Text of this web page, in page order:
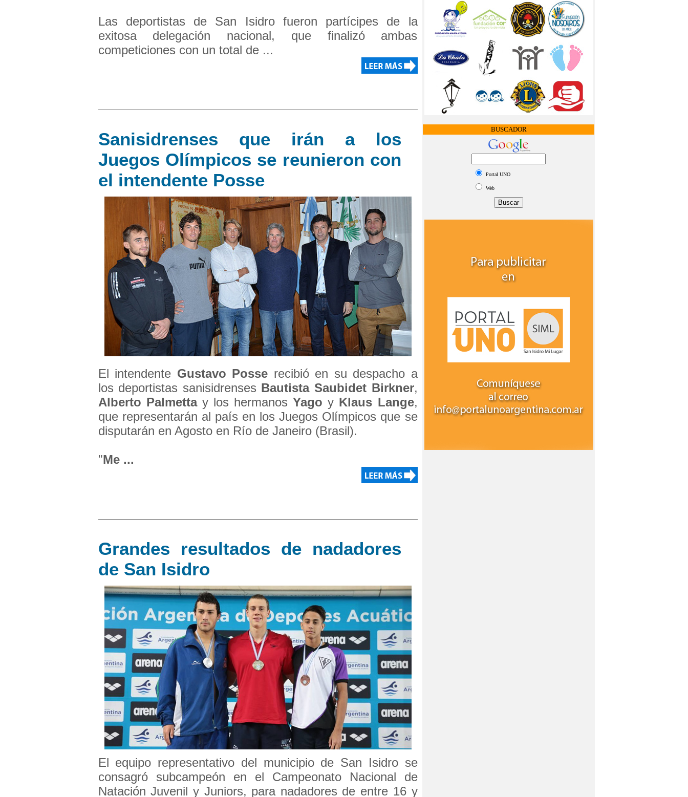
Las deportistas de San Isidro fueron partícipes de la
exitosa delegación nacional, que finalizó ambas
competiciones con un total de ...
Sanisidrenses que irán a los
Juegos Olímpicos se reunieron con
el intendente Posse
El intendente Gustavo Posse recibió en su despacho a
los deportistas sanisidrenses Bautista Saubidet Birkner,
Alberto Palmettay los hermanosYago y Klaus Lange,
que representarán al país en los Juegos Olímpicos que se
disputarán en Agosto en Río de Janeiro (Brasil).
"Me ...
Grandes resultados de nadadores
de San Isidro
El equipo representativo del municipio de San Isidro se
consagró subcampeón en el Campeonato Nacional de
Natación Juvenil y Juniors, para nadadores de entre 16 y
BUSCADOR
Portal UNO
Web